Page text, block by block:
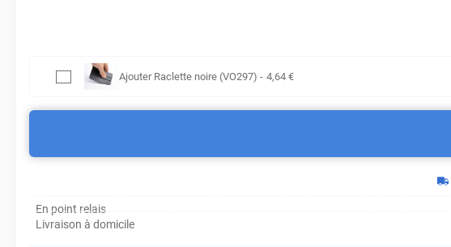
Ajouter Raclette noire (VO297) - 4,64 €
En point relais
Livraison à domicile